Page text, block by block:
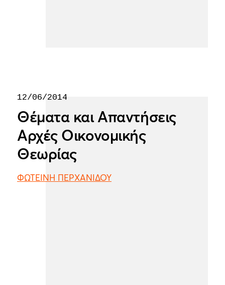
12/06/2014
Θέματα και Απαντήσεις
Αρχές Οικονομικής
Θεωρίας
ΦΩΤΕΙΝΗ ΠΕΡΧΑΝΙΔΟΥ